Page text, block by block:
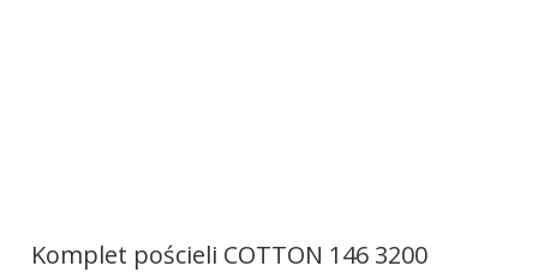
Komplet pościeli COTTON 146 3200